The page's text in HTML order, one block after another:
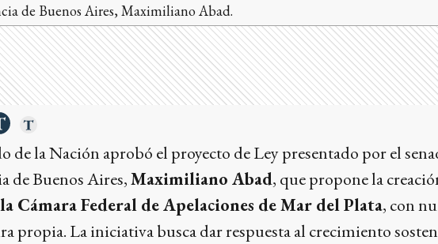
de Buenos Aires, Maximiliano Abad.
de la Nación aprobó el proyecto de Ley presentado por el
de Buenos Aires,Maximiliano Abad, que propone la
Cámara Federal de Apelaciones de Mar del Plata, con
propia. La iniciativa busca dar respuesta al crecimiento